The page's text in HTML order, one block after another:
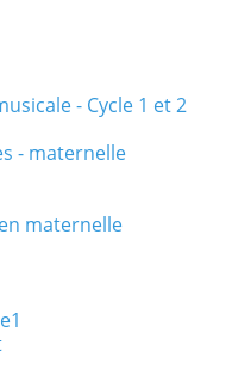
- Cycle 1 et 2
- maternelle
maternelle